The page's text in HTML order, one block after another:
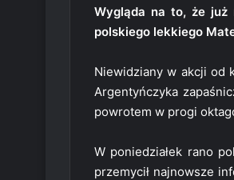
X
Wygląda na to, że już
polskiego lekkiego
Niewidziany w akcji od
Argentyńczyka
powrotem w progi
W poniedziałek rano
przemycił najnowsze